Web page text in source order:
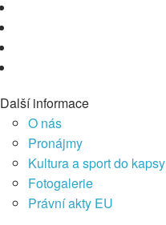
Další informace
O nás
Pronájmy
Kultura a sport do kapsy
Fotogalerie
Právní akty EU